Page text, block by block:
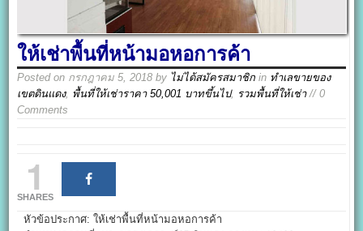
ให้เช่าพื้นที่หน้ามอหอการค้า
Posted on กรกฎาคม 5, 2018 by ไม่ได้สมัครสมาชิก in ทำเลขายของ
เขตดินแดง, พื้นที่ให้เช่าราคา 50,001 บาทขึ้นไป, รวมพื้นที่ให้เช่า// 0
Comments
1
SHARES
หัวข้อประกาศ: ให้เช่าพื้นที่หน้ามอหอการค้า